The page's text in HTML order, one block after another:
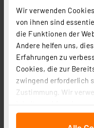
Wir verwenden
von ihnen sind
die Funktionen der
Andere helfen uns,
Erfahrungen zu
Cookies, die zur
zwingend erforderlich
Zustimmung. Wir
für soziale Medien
VARTA LONGLIFE